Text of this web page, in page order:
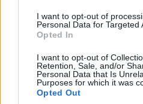
I want to opt-out of
Personal Data for Targeted
Opted In
I want to opt-out of
Retention, Sale, and/or
Personal Data that Is
Purposes for which it was
Opted Out
resta comunque una
colpisca il tifoso onesto